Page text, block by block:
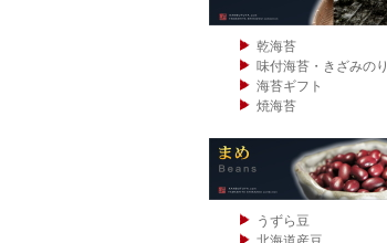
乾海苔
味付海苔・きざみのり
海苔ギフト
焼海苔
うずら豆